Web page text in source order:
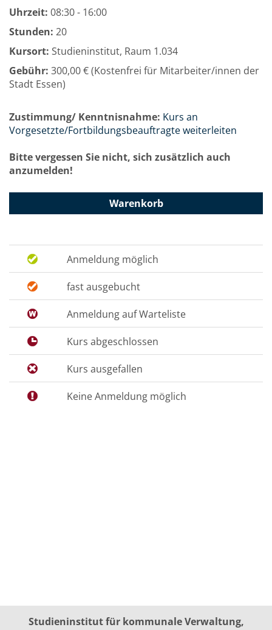
Uhrzeit: 08:30 - 16:00
Stunden: 20
Kursort: Studieninstitut, Raum 1.034
Gebühr: 300,00 € (Kostenfrei für Mitarbeiter/innen der
Stadt Essen)
Zustimmung/ Kenntnisnahme: Kurs an
Vorgesetzte/Fortbildungsbeauftragte weiterleiten
Bitte vergessen Sie nicht, sich zusätzlich auch
anzumelden!
Warenkorb
Anmeldung möglich
fast ausgebucht
Anmeldung auf Warteliste
Kurs abgeschlossen
Kurs ausgefallen
Keine Anmeldung möglich
Studieninstitut für kommunale Verwaltung,